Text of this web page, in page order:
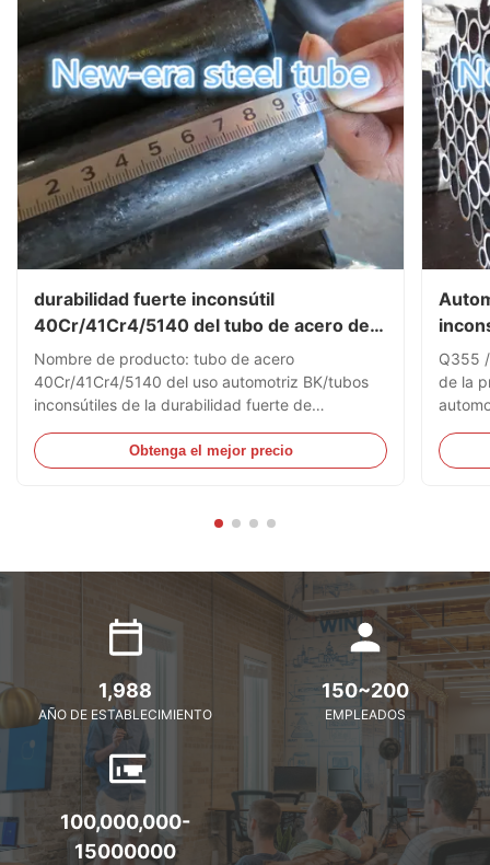
durabilidad fuerte inconsútil
40Cr/41Cr4/5140 del tubo de acero de
la precisión para automotriz
Nombre de producto: tubo de acero
40Cr/41Cr4/5140 del uso automotriz BK/tubos
inconsútiles de la durabilidad fuerte de
OD: 6-88m m, PESO: 1-15m m, longitud: los
5.8m/6m, el 11.8m máximo Proceso del dibujo en
Obtenga el mejor precio
Q355
de la
E255,
1-
1,988
AÑO DE ESTABLECIMIENTO
150~200
EMPLEADOS
100,000,000-
15000000